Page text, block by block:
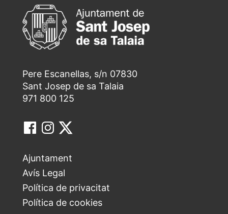
Pere Escanellas, s/n 07830
Sant Josep de sa Talaia
971 800 125
Ajuntament
Avís Legal
Política de privacitat
Política de cookies